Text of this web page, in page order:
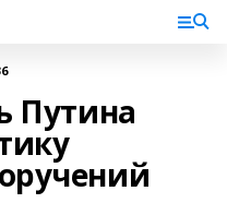
Путина